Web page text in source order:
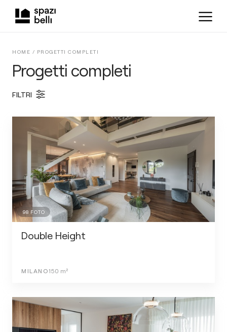
Progetti completi
HOME / PROGETTI COMPLETI
FILTRI
98 FOTO
Double Height
MILANO150 m²